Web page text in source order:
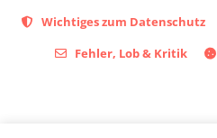
Wichtiges zum Datenschutz
Fehler, Lob & Kritik